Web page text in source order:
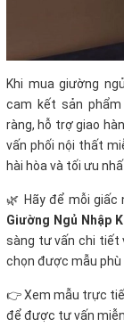
Khi mua giường
cam kết sản
ràng, hỗ trợ giao
vấn phối nội thất
hài hòa và tối ưu
🌿 Hãy để mỗi
Giường Ngủ Nhập
sàng tư vấn chi tiết
chọn được mẫu phù
👉 Xem mẫu trực
để được tư vấn